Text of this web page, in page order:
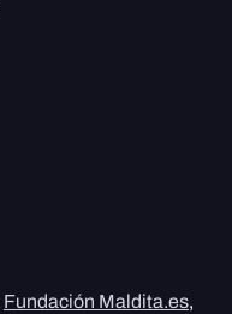
Fundación Maldita.es,